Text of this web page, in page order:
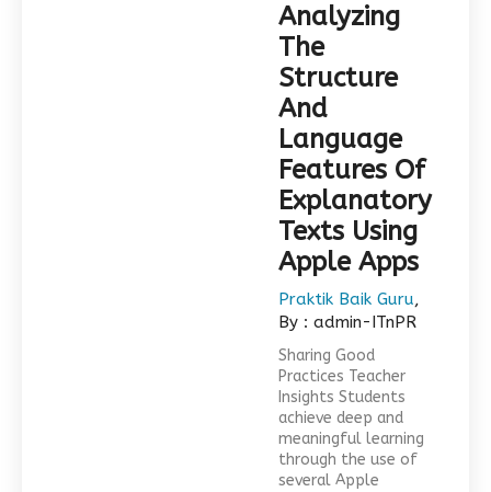
Analyzing
The
Structure
And
Language
Features Of
Explanatory
Texts Using
Apple Apps
Praktik Baik Guru,
By : admin-ITnPR
Sharing Good
Practices Teacher
Insights Students
achieve deep and
meaningful learning
through the use of
several Apple